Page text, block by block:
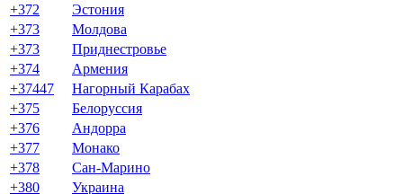
+372
Эстония
+373
Молдова
+373
Приднестровье
+374
Армения
+37447
Нагорный Карабах
+375
Белоруссия
+376
Андорра
+377
Монако
+378
Сан-Марино
+380
Украина